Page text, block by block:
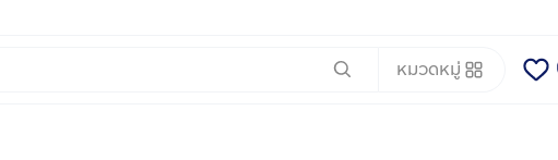
หมวดหมู่